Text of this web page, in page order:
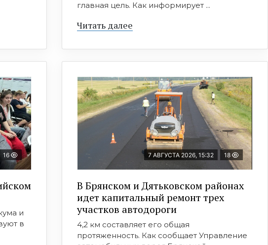
главная цель. Как информирует ...
Читать далее
16
и
в
7 АВГУСТА 2026, 15:32 18
В Брянском и Дятьковском районах
идет капитальный ремонт трех
участков автодороги
4,2 км составляет его общая
протяженность. Как сообщает Управление